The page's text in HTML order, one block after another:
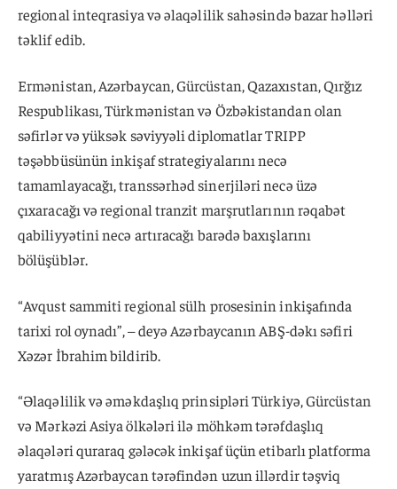
regional inteqrasiya və əlaqəlilik sahəsində bazar həlləri
təklif edib.
Ermənistan, Azərbaycan, Gürcüstan, Qazaxıstan, Qırğız
Respublikası, Türkmənistan və Özbəkistandan olan
səfirlər və yüksək səviyyəli diplomatlar TRIPP
təşəbbüsünün inkişaf strategiyalarını necə
tamamlayacağı, transsərhəd sinerjiləri necə üzə
çıxaracağı və regional tranzit marşrutlarının rəqabət
qabiliyyətini necə artıracağı barədə baxışlarını
bölüşüblər.
“Avqust sammiti regional sülh prosesinin inkişafında
tarixi rol oynadı”, – deyə Azərbaycanın ABŞ-dəkı səfiri
Xəzər İbrahim bildirib.
“Əlaqəlilik və əməkdaşlıq prinsipləri Türkiyə, Gürcüstan
və Mərkəzi Asiya ölkələri ilə möhkəm tərəfdaşlıq
əlaqələri quraraq gələcək inkişaf üçün etibarlı platforma
yaratmış Azərbaycan tərəfindən uzun illərdir təşviq